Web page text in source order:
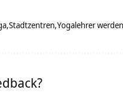
Stadtzentren Yogalehrer werden